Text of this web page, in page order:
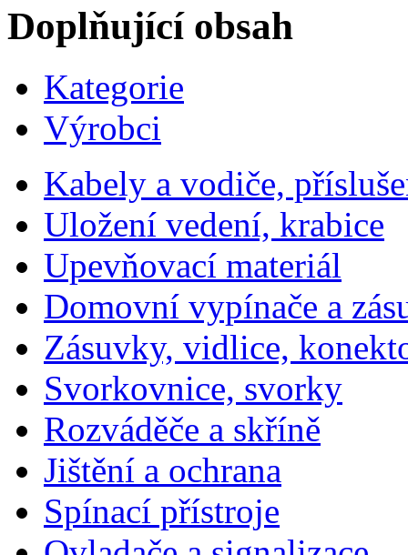
Doplňující obsah
Kategorie
Výrobci
Kabely a vodiče,
Uložení vedení, krabice
Upevňovací materiál
Domovní vypínače a
Zásuvky, vidlice,
Svorkovnice, svorky
Rozváděče a skříně
Jištění a ochrana
Spínací přístroje